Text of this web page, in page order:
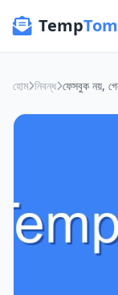
TempTom
হোম নিবন্ধ